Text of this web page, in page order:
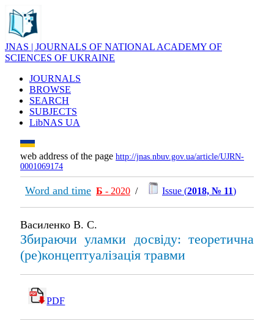
JNAS | JOURNALS OF NATIONAL ACADEMY OF
SCIENCES OF UKRAINE
JOURNALS
BROWSE
SEARCH
SUBJECTS
LibNAS UA
web address of the page http://jnas.nbuv.gov.ua/article/UJRN-
0001069174
Word and time Б - 2020 / Issue (2018, № 11)
Василенко В. С.
Збираючи уламки досвіду: теоретична
(ре)концептуалізація травми
PDF